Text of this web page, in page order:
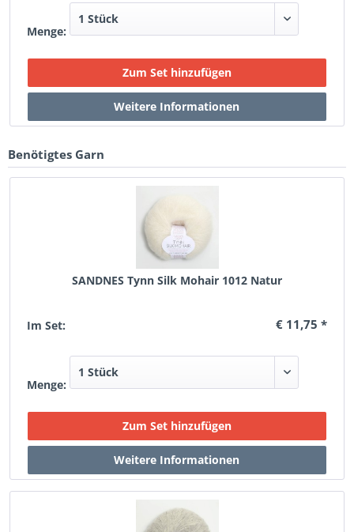
Menge:
Benötigtes Garn
SANDNES Tynn Silk Mohair 1012 Natur
Im Set: € 11,75 *
Menge: